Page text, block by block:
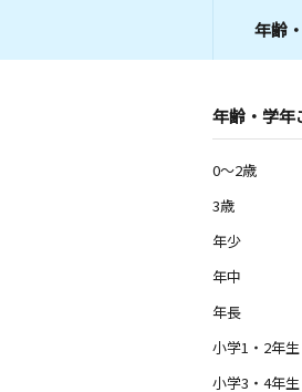
年齢
年齢・学年
0～2歳
3歳
年少
年中
年長
小学1・2年生
小学3・4年生